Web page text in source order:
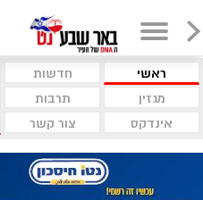
ראשי חדשות
מגזין
תרבות
אינדקס
צור קשר